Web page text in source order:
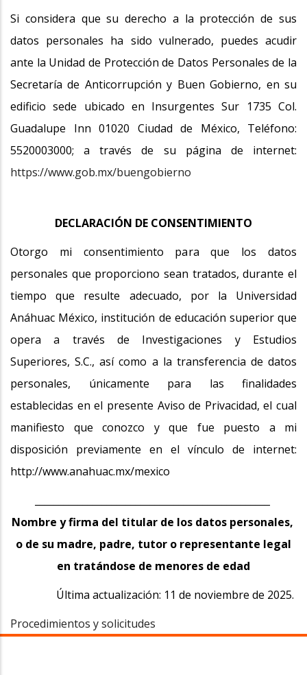
Si considera que su derecho a la protección de sus
datos personales ha sido vulnerado, puedes acudir
ante la Unidad de Protección de Datos Personales de la
Secretaría de Anticorrupción y Buen Gobierno, en su
edificio sede ubicado en Insurgentes Sur 1735 Col.
Guadalupe Inn 01020 Ciudad de México, Teléfono:
5520003000; a través de su página de internet:
https://www.gob.mx/buengobierno
DECLARACIÓN DE CONSENTIMIENTO
Otorgo mi consentimiento para que los datos
personales que proporciono sean tratados, durante el
tiempo que resulte adecuado, por la Universidad
Anáhuac México, institución de educación superior que
opera a través de Investigaciones y Estudios
Superiores, S.C., así como a la transferencia de datos
personales, únicamente para las finalidades
establecidas en el presente Aviso de Privacidad, el cual
manifiesto que conozco y que fue puesto a mi
disposición previamente en el vínculo de internet:
http://www.anahuac.mx/mexico
Nombre y firma del titular de los datos personales,
o de su madre, padre, tutor o representante legal
en tratándose de menores de edad
Última actualización: 11 de noviembre de 2025.
Procedimientos y solicitudes